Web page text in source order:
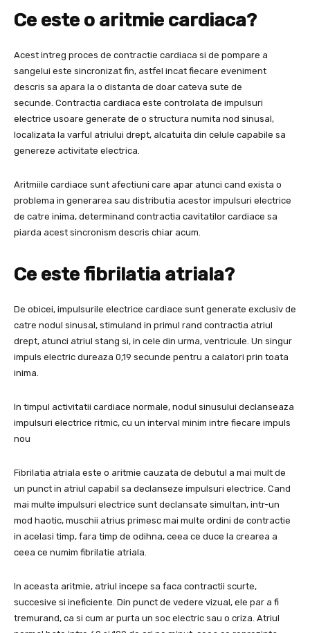
Ce este o aritmie cardiaca?
Acest intreg proces de contractie cardiaca si de pompare a
sangelui este sincronizat fin, astfel incat fiecare eveniment
descris sa apara la o distanta de doar cateva sute de
secunde. Contractia cardiaca este controlata de impulsuri
electrice usoare generate de o structura numita nod sinusal,
localizata la varful atriului drept, alcatuita din celule capabile sa
genereze activitate electrica.
Aritmiile cardiace sunt afectiuni care apar atunci cand exista o
problema in generarea sau distributia acestor impulsuri electrice
de catre inima, determinand contractia cavitatilor cardiace sa
piarda acest sincronism descris chiar acum.
Ce este fibrilatia atriala?
De obicei, impulsurile electrice cardiace sunt generate exclusiv de
catre nodul sinusal, stimuland in primul rand contractia atriul
drept, atunci atriul stang si, in cele din urma, ventricule. Un singur
impuls electric dureaza 0,19 secunde pentru a calatori prin toata
inima.
In timpul activitatii cardiace normale, nodul sinusului declanseaza
impulsuri electrice ritmic, cu un interval minim intre fiecare impuls
nou
Fibrilatia atriala este o aritmie cauzata de debutul a mai mult de
un punct in atriul capabil sa declanseze impulsuri electrice. Cand
mai multe impulsuri electrice sunt declansate simultan, intr-un
mod haotic, muschii atrius primesc mai multe ordini de contractie
in acelasi timp, fara timp de odihna, ceea ce duce la crearea a
ceea ce numim fibrilatie atriala.
In aceasta aritmie, atriul incepe sa faca contractii scurte,
succesive si ineficiente. Din punct de vedere vizual, ele par a fi
tremurand, ca si cum ar purta un soc electric sau o criza. Atriul